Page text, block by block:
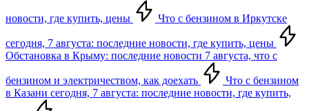
новости, где купить, цены Что с бензином в Иркутске
сегодня, 7 августа: последние новости, где купить, цены
Обстановка в Крыму: последние новости 7 августа, что с
бензином и электричеством, как доехать
Что с бензином
в Казани сегодня, 7 августа: последние новости, где купить,